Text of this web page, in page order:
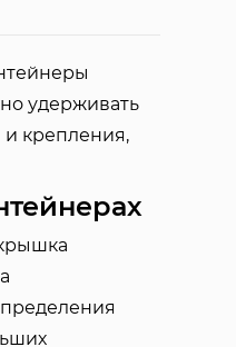
удерживать
крепления,